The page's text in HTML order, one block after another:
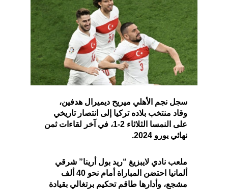
سجل نجم الأهلي ميريح ديميرال هدفين،
وقاد منتخب بلاده تركيا إلى انتصار تاريخي
على النمسا الثلاثاء 2-1، في آخر لقاءات ثمن
نهائي يورو 2024.
ملعب نادي لايبزيغ “ريد بول أرينا” شرقي
ألمانيا احتضن المباراة أمام نحو 40 ألف
مشجع، وأدارها طاقم تحكيم برتغالي بقيادة